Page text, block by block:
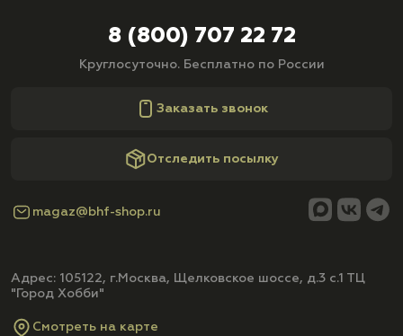
8 (800) 707 22 72
Круглосуточно. Бесплатно по России
Заказать звонок
Отследить посылку
magaz@bhf-shop.ru
Адрес: 105122, г.Москва, Щелковское шоссе, д.3 с.1 ТЦ
"Город Хобби"
Смотреть на карте